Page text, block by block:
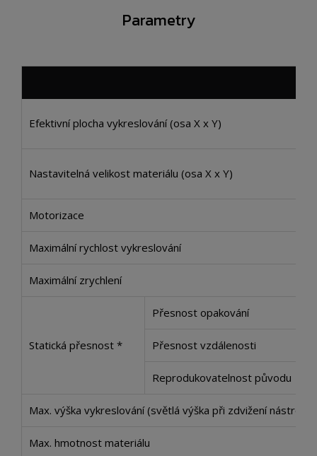
Parametry
Efektivní plocha vykreslování (osa X x Y)
Nastavitelná velikost materiálu (osa X x Y)
Motorizace
Maximální rychlost vykreslování
Maximální zrychlení
Statická přesnost *
Přesnost opakování
Přesnost vzdálenosti
Reprodukovatelnost původu
Max. výška vykreslování (světlá výška při zdvižení nástroje)
Max. hmotnost materiálu